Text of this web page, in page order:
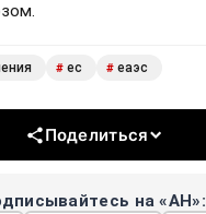
# ес # еаэс
Поделиться
на «АН»: